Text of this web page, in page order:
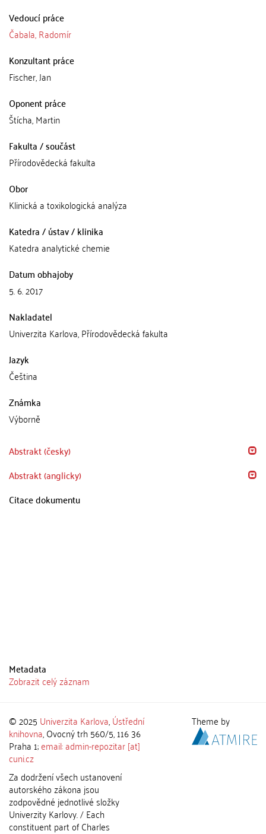
Vedoucí práce
Čabala, Radomír
Konzultant práce
Fischer, Jan
Oponent práce
Štícha, Martin
Fakulta / součást
Přírodovědecká fakulta
Obor
Klinická a toxikologická analýza
Katedra / ústav / klinika
Katedra analytické chemie
Datum obhajoby
5. 6. 2017
Nakladatel
Univerzita Karlova, Přírodovědecká fakulta
Jazyk
Čeština
Známka
Výborně
Abstrakt (česky)
Abstrakt (anglicky)
Citace dokumentu
Metadata
Zobrazit celý záznam
© 2025 Univerzita Karlova,Ústřední
knihovna, Ovocný trh 560/5, 116 36
Praha 1;email: admin-repozitar [at]
cuni.cz
Za dodržení všech ustanovení
autorského zákona jsou
zodpovědné jednotlivé složky
Univerzity Karlovy. / Each
constituent part of Charles
Theme by